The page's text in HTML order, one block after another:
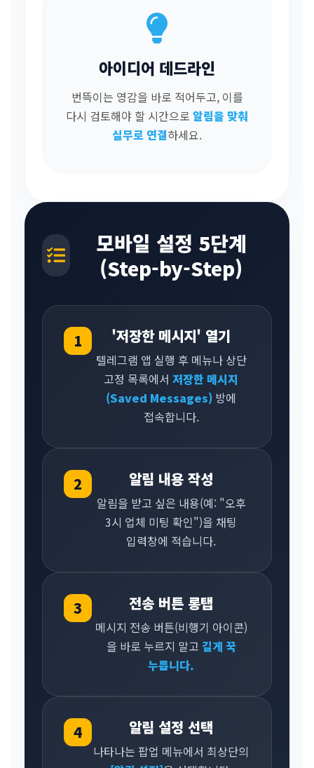
아이디어 데드라인
번뜩이는 영감을 바로 적어두고, 이를
다시 검토해야 할 시간으로 알림을 맞춰
실무로 연결하세요.
모바일 설정 5단계
(Step-by-Step)
1 '저장한 메시지' 열기
텔레그램 앱 실행 후 메뉴나 상단
고정 목록에서 저장한 메시지
(Saved Messages) 방에
접속합니다.
2 알림 내용 작성
알림을 받고 싶은 내용(예: "오후
3시 업체 미팅 확인")을 채팅
입력창에 적습니다.
3 전송 버튼 롱탭
메시지 전송 버튼(비행기 아이콘)
을 바로 누르지 말고 길게 꾹
누릅니다.
4 알림 설정 선택
나타나는 팝업 메뉴에서 최상단의